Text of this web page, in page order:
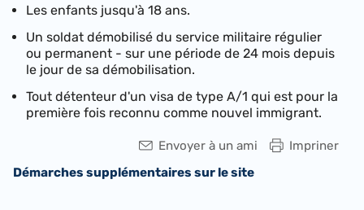
Les enfants jusqu'à 18 ans.
Un soldat démobilisé du service militaire régulier
ou permanent - sur une période de 24 mois depuis
le jour de sa démobilisation.
Tout détenteur d'un visa de type A/1 qui est pour la
première fois reconnu comme nouvel immigrant.
Impriner
Envoyer à un ami
Démarches supplémentaires sur le site